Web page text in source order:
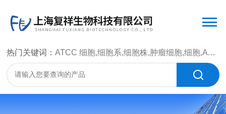
热门关键词：ATCC 细胞,细胞系,细胞株,肿瘤细胞,细胞,ATCC 菌种，CMCC 菌种，标准菌株，质控菌种，微生物菌种，菌株，菌种